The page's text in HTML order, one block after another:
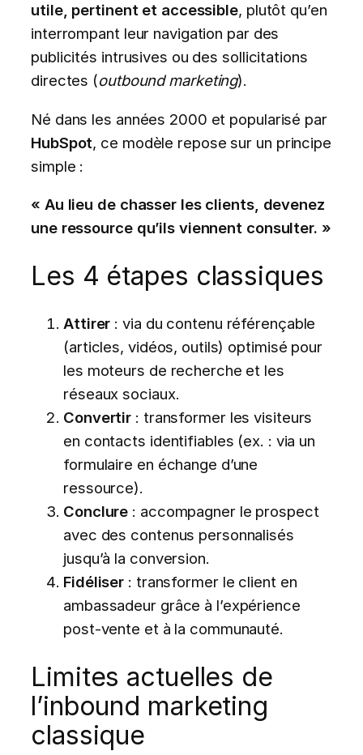
utile, pertinent et accessible, plutôt qu’en
interrompant leur navigation par des
publicités intrusives ou des sollicitations
directes (outbound marketing).
Né dans les années 2000 et popularisé par
HubSpot, ce modèle repose sur un principe
simple :
« Au lieu de chasser les clients, devenez
une ressource qu’ils viennent consulter. »
Les 4 étapes classiques
Attirer : via du contenu référençable
(articles, vidéos, outils) optimisé pour
les moteurs de recherche et les
réseaux sociaux.
Convertir : transformer les visiteurs
en contacts identifiables (ex. : via un
formulaire en échange d’une
ressource).
Conclure : accompagner le prospect
avec des contenus personnalisés
jusqu’à la conversion.
Fidéliser : transformer le client en
ambassadeur grâce à l’expérience
post-vente et à la communauté.
Limites actuelles de
l’inbound marketing
classique